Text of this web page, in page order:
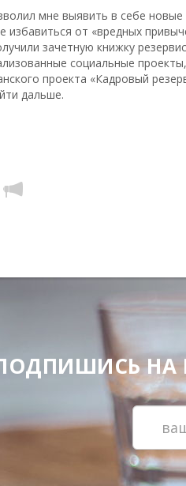
мне выявить в себе
избавиться от «вредных
зачетную книжку
социальные
проекта «Кадровый
дальше.
НА